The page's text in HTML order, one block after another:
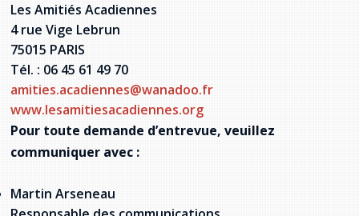
Les Amitiés Acadiennes
4 rue Vige Lebrun
75015 PARIS
Tél. : 06 45 61 49 70
amities.acadiennes@wanadoo.fr
www.lesamitiesacadiennes.org
Pour toute demande d’entrevue, veuillez
communiquer avec :
Martin Arseneau